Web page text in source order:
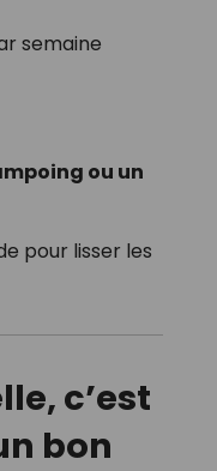
semaine
ou un
pour lisser les
c’est
bon